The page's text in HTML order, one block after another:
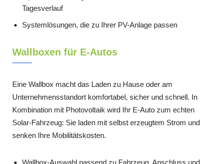
Tagesverlauf
Systemlösungen, die zu Ihrer PV-Anlage passen
Wallboxen für E-Autos
Eine Wallbox macht das Laden zu Hause oder am
Unternehmensstandort komfortabel, sicher und schnell. In
Kombination mit Photovoltaik wird Ihr E-Auto zum echten
Solar-Fahrzeug: Sie laden mit selbst erzeugtem Strom und
senken Ihre Mobilitätskosten.